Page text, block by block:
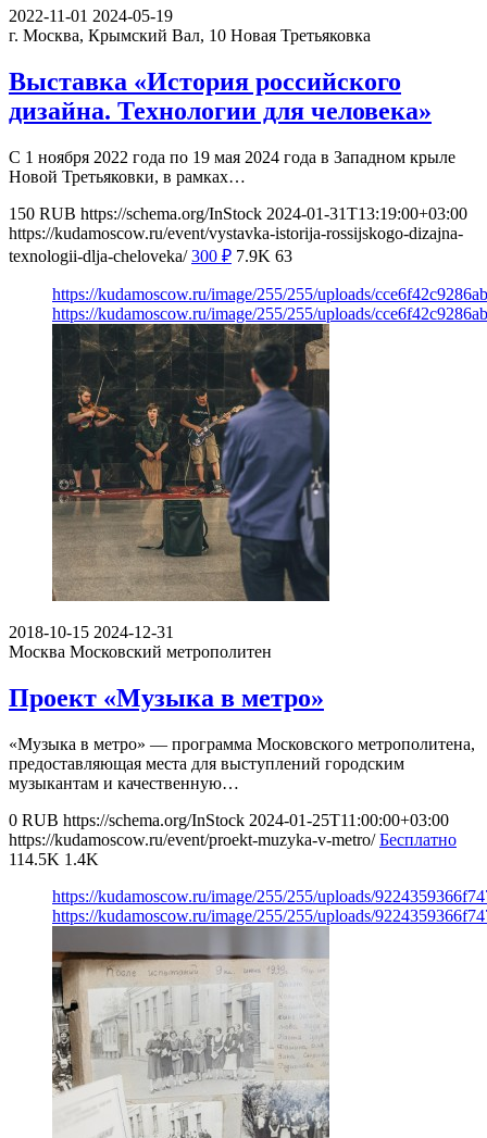
2022-11-01 2024-05-19
г. Москва, Крымский Вал, 10 Новая Третьяковка
Выставка «История российского
дизайна. Технологии для человека»
С 1 ноября 2022 года по 19 мая 2024 года в Западном крыле
Новой Третьяковки, в рамках…
150 RUB https://schema.org/InStock 2024-01-31T13:19:00+03:00
https://kudamoscow.ru/event/vystavka-istorija-rossijskogo-dizajna-
texnologii-dlja-cheloveka/ 300 ₽ 7.9K 63
https://kudamoscow.ru/image/255/255/uploads/
https://kudamoscow.ru/image/255/255/uploads/
2018-10-15 2024-12-31
Москва Московский метрополитен
Проект «Музыка в метро»
«Музыка в метро» — программа Московского метрополитена,
предоставляющая места для выступлений городским
музыкантам и качественную…
0 RUB https://schema.org/InStock 2024-01-25T11:00:00+03:00
https://kudamoscow.ru/event/proekt-muzyka-v-metro/ Бесплатно
114.5K 1.4K
https://kudamoscow.ru/image/255/255/uploads/
https://kudamoscow.ru/image/255/255/uploads/